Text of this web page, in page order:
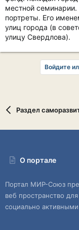
местной
портреты. Его
улиц города (в
улицу Свердлова).
Войдите
Раздел
О портале
Портал МИР-Союз
веб пространство
социально